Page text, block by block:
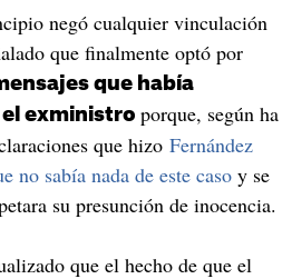
negó cualquier vinculación
que finalmente optó por
que había
exministro porque, según ha
que hizoFernández
no sabía nada de este casoy se
su presunción de inocencia.
que el hecho de que el